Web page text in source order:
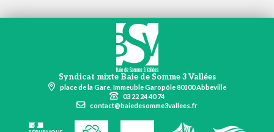
Syndicat mixte Baie de Somme 3 Vallées
place de la Gare, Immeuble Garopôle 80100 Abbeville
03 22 24 40 74
contact@baiedesomme3vallees.fr